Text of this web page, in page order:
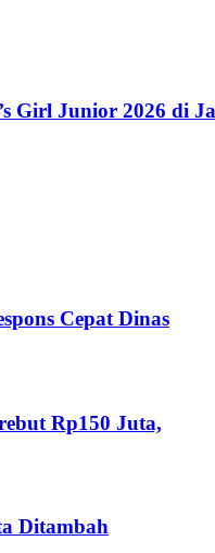
Girl Junior 2026 di
Cepat Dinas
Rp150 Juta,
Ditambah